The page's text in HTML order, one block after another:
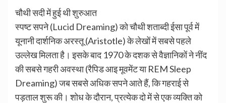
चौथी सदी में हुई थी शुरुआत
स्पष्ट सपने (Lucid Dreaming) को चौथी शताब्दी ईसा पूर्व में
यूनानी दार्शनिक अरस्तू (Aristotle) के लेखों में सबसे पहले
उल्लेख मिलता है। इसके बाद 1970 के दशक से वैज्ञानिकों ने नींद
की सबसे गहरी अवस्था (रैपिड आइ मूवमेंट या REM Sleep
Dreaming) जब सबसे अधिक सपने आते हैं, कि गहराई से
पड़ताल शुरू की। शोध के दौरान, प्रत्येक दो में से एक व्यक्ति को